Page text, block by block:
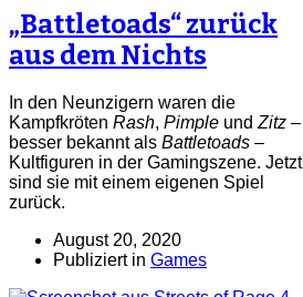
„Battletoads“ zurück
aus dem Nichts
In den Neunzigern waren die
Kampfkröten Rash, Pimple und Zitz –
besser bekannt als Battletoads –
Kultfiguren in der Gamingszene. Jetzt
sind sie mit einem eigenen Spiel
zurück.
August 20, 2020
Publiziert in Games